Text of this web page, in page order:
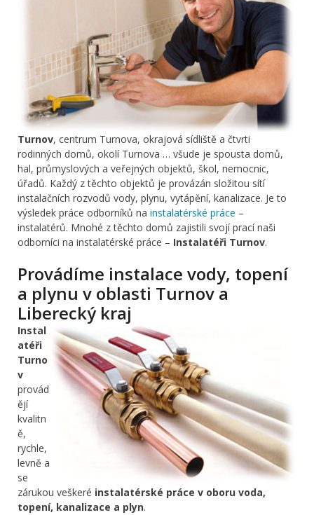
Turnov, centrum Turnova, okrajová sídliště a čtvrti
rodinných domů, okolí Turnova … všude je spousta domů,
hal, průmyslových a veřejných objektů, škol, nemocnic,
úřadů. Každý z těchto objektů je provázán složitou sítí
instalačních rozvodů vody, plynu, vytápění, kanalizace. Je to
výsledek práce odborníků na instalatérské práce –
instalatérů. Mnohé z těchto domů zajistili svojí prací naši
odborníci na instalatérské práce – Instalatéři Turnov.
Provádíme instalace vody, topení
a plynu v oblasti Turnov a
Liberecký kraj
Instal
atéři
Turno
v
provád
ějí
kvalitn
ě,
rychle,
levně a
se
zárukou veškeré instalatérské práce v oboru voda,
topení, kanalizace a plyn.